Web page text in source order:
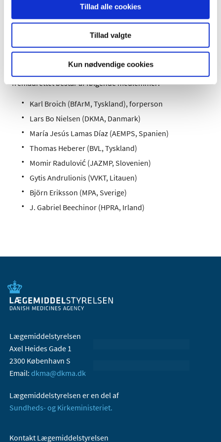
Tillad alle cookies
Tillad valgte
Kun nødvendige cookies
lægemiddelmyndigheder, EMA og den nye EU-myndighed
HERA, der skal understøtte forsyningen af medicin og
medicinsk udstyr i krisesituationer.
Medlemmer af HMA Management Group
fremadrettet består af følgende medlemmer:
Karl Broich (BfArM, Tyskland), forperson
Lars Bo Nielsen (DKMA, Danmark)
María Jesús Lamas Díaz (AEMPS, Spanien)
Thomas Heberer (BVL, Tyskland)
Momir Radulović (JAZMP, Slovenien)
Gytis Andrulionis (VVKT, Litauen)
Björn Eriksson (MPA, Sverige)
J. Gabriel Beechinor (HPRA, Irland)
Lægemiddelstyrelsen
Axel Heides Gade 1
2300 København S
Email: dkma@dkma.dk
Lægemiddelstyrelsen er en del af
Sundheds- og Kirkeministeriet.
Kontakt Lægemiddelstyrelsen